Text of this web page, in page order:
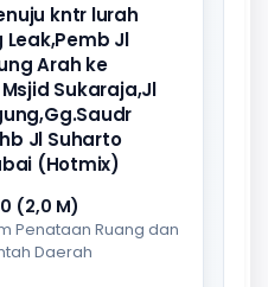
kntr lurah
Jl
Arah ke
Sukaraja,Jl
Jl Suharto
(Hotmix)
(2,0 M)
Penataan Ruang dan
Daerah